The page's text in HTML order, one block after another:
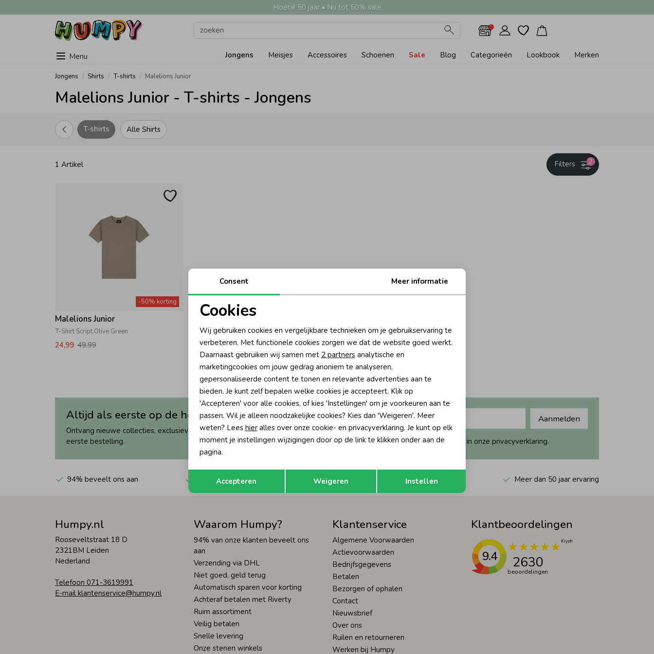
Hoera! 50 jaar • Nu tot 50% sale
Menu Jongens Meisjes Accessoires Schoenen Sale Blog Categorieën Lookbook Merken
Jongens Shirts T-shirts Malelions Junior
Malelions Junior - T-shirts - Jongens
Alle Shirts
T-shirts
1 Artikel 2
Filters
-50% korting
Malelions Junior
T-Shirt Script Olive Green
24,99 49,99
Altijd als eerste op de hoogte?
Ontvang nieuwe collecties, exclusieve acties én direct 10% korting* op je
eerste bestelling.
Aanmelden
Hoe we met je data omgaan? Bekijk dit in onze privacyverklaring.
94% beveelt ons aan Automatisch sparen voor korting Wij scoren een 9,4 op Kiyoh Meer dan 50 jaar ervaring
Humpy.nl
Rooseveltstraat 18 D
2321BM Leiden
Nederland
Telefoon 071-3619991
E-mail klantenservice@humpy.nl
Waarom Humpy?
94% van onze klanten beveelt ons
aan
Verzending via DHL
Niet goed, geld terug
Automatisch sparen voor korting
Achteraf betalen met Riverty
Ruim assortiment
Veilig betalen
Snelle levering
Onze stenen winkels
Klantenservice
Algemene Voorwaarden
Actievoorwaarden
Bedrijfsgegevens
Betalen
Bezorgen of ophalen
Contact
Nieuwsbrief
Over ons
Ruilen en retourneren
Werken bij Humpy
Klantbeoordelingen
9.4 2630
beoordelingen
Noodzakelijke cookies
Analytische cookies Marketing cookies
Terug Opslaan
Consent Meer informatie
Cookies
Wij gebruiken cookies en vergelijkbare technieken om je gebruikservaring te
verbeteren. Met functionele cookies zorgen we dat de website goed werkt.
Daarnaast gebruiken wij samen met 2 partnersanalytische en
marketingcookies om jouw gedrag anoniem te analyseren,
gepersonaliseerde content te tonen en relevante advertenties aan te
bieden. Je kunt zelf bepalen welke cookies je accepteert. Klik op
'Accepteren' voor alle cookies, of kies 'Instellingen' om je voorkeuren aan te
passen. Wil je alleen noodzakelijke cookies? Kies dan 'Weigeren'. Meer
weten? Lees hieralles over onze cookie- en privacyverklaring. Je kunt op elk
moment je instellingen wijzigingen door op de link te klikken onder aan de
pagina.
Accepteren Weigeren Instellen